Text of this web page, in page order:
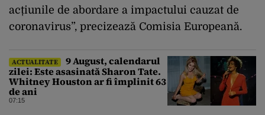
acțiunile de abordare a impactului cauzat de
coronavirus”, precizează Comisia Europeană.
ACTUALITATE
9 August, calendarul
zilei: Este asasinată Sharon Tate.
Whitney Houston ar fi împlinit 63
de ani
07:15